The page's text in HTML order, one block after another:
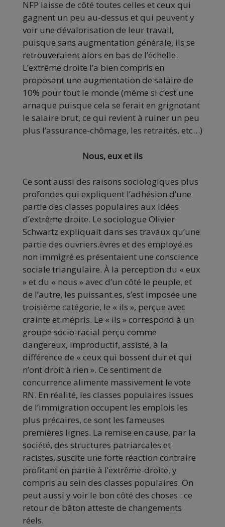
NFP laisse de côté toutes celles et ceux qui
gagnent un peu au-dessus et qui peuvent y
voir une dévalorisation de leur travail,
puisque sans augmentation générale, ils se
retrouveraient alors en bas de l’échelle.
L’extrême droite l’a bien compris en
proposant une augmentation de salaire de
10% pour tout le monde (même si c’est une
arnaque puisque cela se ferait en grignotant
le salaire brut, ce qui revient à ruiner un peu
plus l’assurance-chômage, les retraités, etc…)
Nous, eux et ils
Ce sont aussi des raisons sociologiques plus
profondes qui expliquent l’adhésion d’une
partie des classes populaires aux idées
d’extrême droite. Le sociologue Olivier
Schwartz expliquait dans ses travaux qu’une
partie des ouvriers.èvres et des employé.es
non immigré.es présentaient une conscience
sociale triangulaire. À la perception du « eux
» et du « nous » avec d’un côté le peuple, et
de l’autre, les puissant.es, s’est imposée une
troisième catégorie, le « ils », perçue avec
crainte et mépris. Le « ils » correspond à un
groupe socio-racial perçu comme
dangereux, improductif, assisté, à la
différence de « ceux qui bossent dur et qui
n’ont droit à rien ». Ce sentiment de
concurrence alimente massivement le vote
RN. En réalité, les classes populaires issues
de l’immigration occupent les emplois les
plus précaires, ce sont les fameuses
premières lignes. La remise en cause, par la
société, des structures patriarcales et
racistes, suscite une forte réaction contraire
profitant en partie à l’extrême-droite, y
compris au sein des classes populaires. On
peut aussi y voir le bon côté des choses : ce
retour de bâton atteste de changements
réels.